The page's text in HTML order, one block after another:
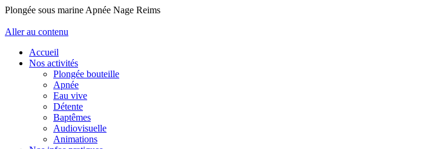
Plongée sous marine Apnée Nage Reims
Aller au contenu
Accueil
Nos activités
Plongée bouteille
Apnée
Eau vive
Détente
Baptêmes
Audiovisuelle
Animations